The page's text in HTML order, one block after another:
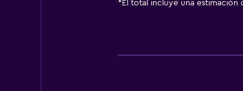
* El total incluye una estimación